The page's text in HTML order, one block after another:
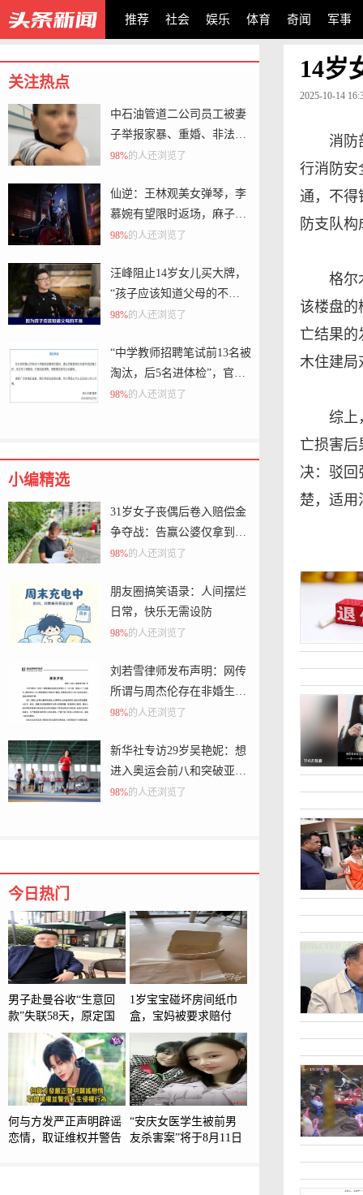
推荐 社会 娱乐 体育 奇闻 军事
关注热点
中石油管道二公司员工被妻
子举报家暴、重婚、非法赠
予，当地警方已立案 当事人
98%的人还浏览了
仙逆：王林观美女弹琴，李
慕婉有望限时返场，麻子哥
被刺杀
98%的人还浏览了
汪峰阻止14岁女儿买大牌，
“孩子应该知道父母的不
易”，称自己买衣服80%都在
98%的人还浏览了
“中学教师招聘笔试前13名被
淘汰，后5名进体检”，官方
通报：已叫停学校招聘工
98%的人还浏览了
小编精选
31岁女子丧偶后卷入赔偿金
争夺战：告赢公婆仅拿到3
万元，婆家转移上百万元钱
98%的人还浏览了
朋友圈搞笑语录：人间摆烂
日常，快乐无需设防
98%的人还浏览了
刘若雪律师发布声明：网传
所谓与周杰伦存在非婚生子
等言论为不实信息，要求立
对侵权行为取证并依法追究
98%的人还浏览了
新华社专访29岁吴艳妮：想
进入奥运会前八和突破亚洲
纪录
98%的人还浏览了
今日热门
男子赴曼谷收“生意回
款”失联58天，原定国
庆节后结婚！姐姐孤身
赴泰寻弟54天：只想带
他回家
1岁宝宝碰坏房间纸巾
盒，宝妈被要求赔付
924元！酒店回应
何与方发严正声明辟谣
恋情，取证维权并警告
“安庆女医学生被前男
友杀害案”将于8月11日
14岁
2025-10-14
消防
行消防安
通，不得
防支队
格尔
该楼盘的
亡结果的
木住建局
综上
亡损害后
决：驳回
楚，适用